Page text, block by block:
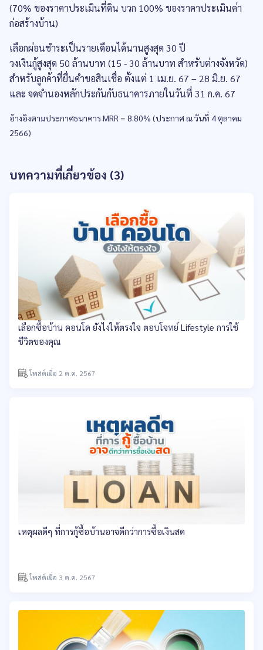
(70% ของราคาประเมินที่ดิน บวก 100% ของราคาประเมินค่า
ก่อสร้างบ้าน)
เลือกผ่อนชำระเป็นรายเดือนได้นานสูงสุด 30 ปี
วงเงินกู้สูงสุด 50 ล้านบาท (15 - 30 ล้านบาท สำหรับต่างจังหวัด)
สำหรับลูกค้าที่ยื่นคำขอสินเชื่อ ตั้งแต่ 1 เม.ย. 67 – 28 มิ.ย. 67
และ จดจำนองหลักประกันกับธนาคารภายในวันที่ 31 ก.ค. 67
อ้างอิงตามประกาศธนาคาร MRR = 8.80% (ประกาศ ณ วันที่ 4 ตุลาคม
2566)
บทความที่เกี่ยวข้อง (3)
เลือกซื้อบ้าน คอนโด ยังไงให้ตรงใจ ตอบโจทย์ Lifestyle การใช้
ชีวิตของคุณ
โพสต์เมื่อ 2 ต.ค. 2567
เหตุผลดีๆ ที่การกู้ซื้อบ้านอาจดีกว่าการซื้อเงินสด
โพสต์เมื่อ 3 ต.ค. 2567